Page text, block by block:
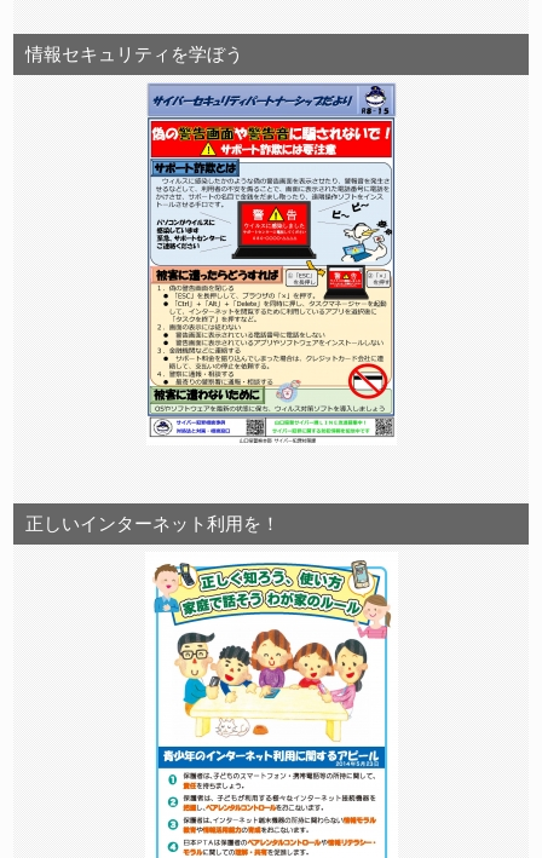
情報セキュリティを学ぼう
正しいインターネット利用を！